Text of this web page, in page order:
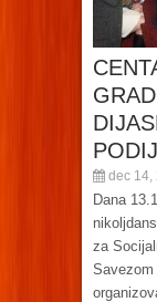
dec 14,
Dana
za
Savezom